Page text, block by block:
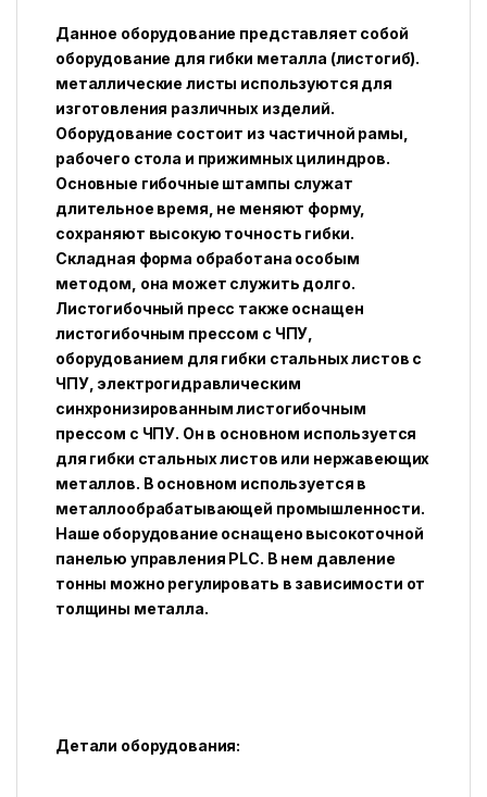
Данное оборудование представляет собой
оборудование для гибки металла (листогиб).
металлические листы используются для
изготовления различных изделий.
Оборудование состоит из частичной рамы,
рабочего стола и прижимных цилиндров.
Основные гибочные штампы служат
длительное время, не меняют форму,
сохраняют высокую точность гибки.
Складная форма обработана особым
методом, она может служить долго.
Листогибочный пресс также оснащен
листогибочным прессом с ЧПУ,
оборудованием для гибки стальных листов с
ЧПУ, электрогидравлическим
синхронизированным листогибочным
прессом с ЧПУ. Он в основном используется
для гибки стальных листов или нержавеющих
металлов. В основном используется в
металлообрабатывающей промышленности.
Наше оборудование оснащено высокоточной
панелью управления PLC. В нем давление
тонны можно регулировать в зависимости от
толщины металла.
Детали оборудования: